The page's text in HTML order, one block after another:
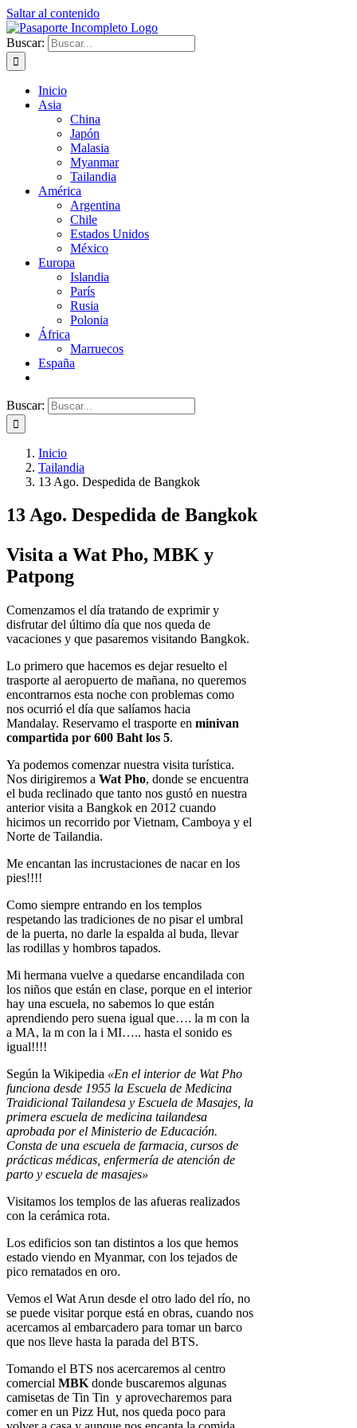
Saltar al contenido
Buscar:
Inicio
Asia
China
Japón
Malasia
Myanmar
Tailandia
América
Argentina
Chile
Estados Unidos
México
Europa
Islandia
París
Rusia
Polonia
África
Marruecos
España
Buscar:
Inicio
Tailandia
13 Ago. Despedida de Bangkok
13 Ago. Despedida de Bangkok
Visita a Wat Pho, MBK y
Patpong
Comenzamos el día tratando de exprimir y
disfrutar del último día que nos queda de
vacaciones y que pasaremos visitando Bangkok.
Lo primero que hacemos es dejar resuelto el
trasporte al aeropuerto de mañana, no queremos
encontrarnos esta noche con problemas como
nos ocurrió el día que salíamos hacia
Mandalay. Reservamo el trasporte en minivan
compartida por 600 Baht los 5.
Ya podemos comenzar nuestra visita turística.
Nos dirigiremos a Wat Pho, donde se encuentra
el buda reclinado que tanto nos gustó en nuestra
anterior visita a Bangkok en 2012 cuando
hicimos un recorrido por Vietnam, Camboya y el
Norte de Tailandia.
Me encantan las incrustaciones de nacar en los
pies!!!!
Como siempre entrando en los templos
respetando las tradiciones de no pisar el umbral
de la puerta, no darle la espalda al buda, llevar
las rodillas y hombros tapados.
Mi hermana vuelve a quedarse encandilada con
los niños que están en clase, porque en el interior
hay una escuela, no sabemos lo que están
aprendiendo pero suena igual que…. la m con la
a MA, la m con la i MI….. hasta el sonido es
igual!!!!
Según la Wikipedia «En el interior de Wat Pho
funciona desde 1955 la Escuela de Medicina
Traidicional Tailandesa y Escuela de Masajes, la
primera escuela de medicina tailandesa
aprobada por el Ministerio de Educación.
Consta de una escuela de farmacia, cursos de
prácticas médicas, enfermería de atención de
parto y escuela de masajes»
Visitamos los templos de las afueras realizados
con la cerámica rota.
Los edificios son tan distintos a los que hemos
estado viendo en Myanmar, con los tejados de
pico rematados en oro.
Vemos el Wat Arun desde el otro lado del río, no
se puede visitar porque está en obras, cuando nos
acercamos al embarcadero para tomar un barco
que nos lleve hasta la parada del BTS.
Tomando el BTS nos acercaremos al centro
comercial MBK donde buscaremos algunas
camisetas de Tin Tin y aprovecharemos para
comer en un Pizz Hut, nos queda poco para